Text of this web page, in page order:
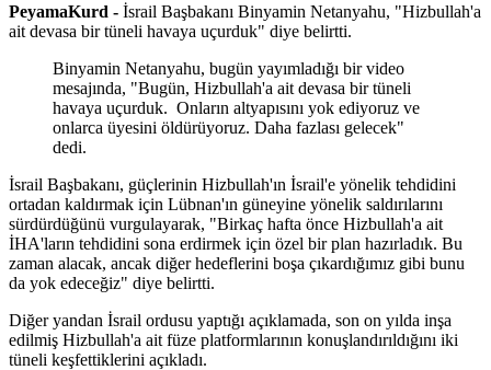
PeyamaKurd - İsrail Başbakanı Binyamin Netanyahu, "Hizbullah'a
ait devasa bir tüneli havaya uçurduk" diye belirtti.
Binyamin Netanyahu, bugün yayımladığı bir video
mesajında, "Bugün, Hizbullah'a ait devasa bir tüneli
havaya uçurduk. Onların altyapısını yok ediyoruz ve
onlarca üyesini öldürüyoruz. Daha fazlası gelecek"
dedi.
İsrail Başbakanı, güçlerinin Hizbullah'ın İsrail'e yönelik tehdidini
ortadan kaldırmak için Lübnan'ın güneyine yönelik saldırılarını
sürdürdüğünü vurgulayarak, "Birkaç hafta önce Hizbullah'a ait
İHA'ların tehdidini sona erdirmek için özel bir plan hazırladık. Bu
zaman alacak, ancak diğer hedeflerini boşa çıkardığımız gibi bunu
da yok edeceğiz" diye belirtti.
Diğer yandan İsrail ordusu yaptığı açıklamada, son on yılda inşa
edilmiş Hizbullah'a ait füze platformlarının konuşlandırıldığını iki
tüneli keşfettiklerini açıkladı.